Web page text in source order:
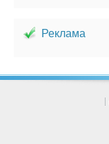
Реклама